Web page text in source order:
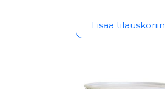
Lisää tilauskoriin